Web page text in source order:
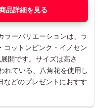
品詳細を見る
ラーバリエーションは、ラ
コットンピンク・イノセン
開です。サイズは高さ
れている、八角花を使用し
などのプレゼントにおすす